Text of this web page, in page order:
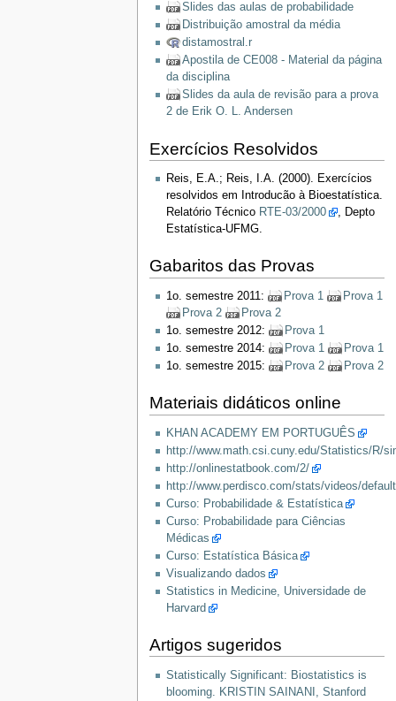
Slides das aulas de probabilidade
Distribuição amostral da média
distamostral.r
Apostila de CE008 - Material da página
da disciplina
Slides da aula de revisão para a prova
2 de Erik O. L. Andersen
Exercícios Resolvidos
Reis, E.A.; Reis, I.A. (2000). Exercícios
resolvidos em Introducão à Bioestatística.
Relatório Técnico RTE-03/2000
, Depto
Estatística-UFMG.
Gabaritos das Provas
1o. semestre 2011: Prova 1
Prova 1
Prova 2
Prova 2
1o. semestre 2012:
Prova 1
1o. semestre 2014:
Prova 1
Prova 1
1o. semestre 2015:
Prova 2 Prova 2
Materiais didáticos online
KHAN ACADEMY EM PORTUGUÊS
http://www.math.csi.cuny.edu/Statistics/R/
http://onlinestatbook.com/2/
http://www.perdisco.com/stats/videos/
Curso: Probabilidade & Estatística
Curso: Probabilidade para Ciências
Médicas
Curso: Estatística Básica
Visualizando dados
Statistics in Medicine, Universidade de
Harvard
Artigos sugeridos
Statistically Significant: Biostatistics is
blooming. KRISTIN SAINANI, Stanford